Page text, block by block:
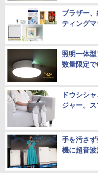
ブラザー
ティング
照明一体
数量限定
ドウシシ
ジャー。
手を汚さ
機に超音波